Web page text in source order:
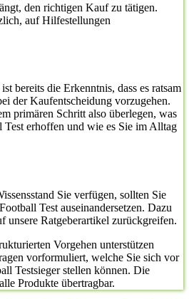
den richtigen Kauf zu tätigen.
auf Hilfestellungen
ist bereits die Erkenntnis, dass es ratsam
der Kaufentscheidung vorzugehen.
primären Schritt also überlegen, was
Test erhoffen und wie es Sie im Alltag
Sie verfügen, sollten Sie
Test auseinandersetzen. Dazu
unsere Ratgeberartikel zurückgreifen.
Vorgehen unterstützen
vorformuliert, welche Sie sich vor
Testsieger stellen können. Die
Produkte übertragbar.